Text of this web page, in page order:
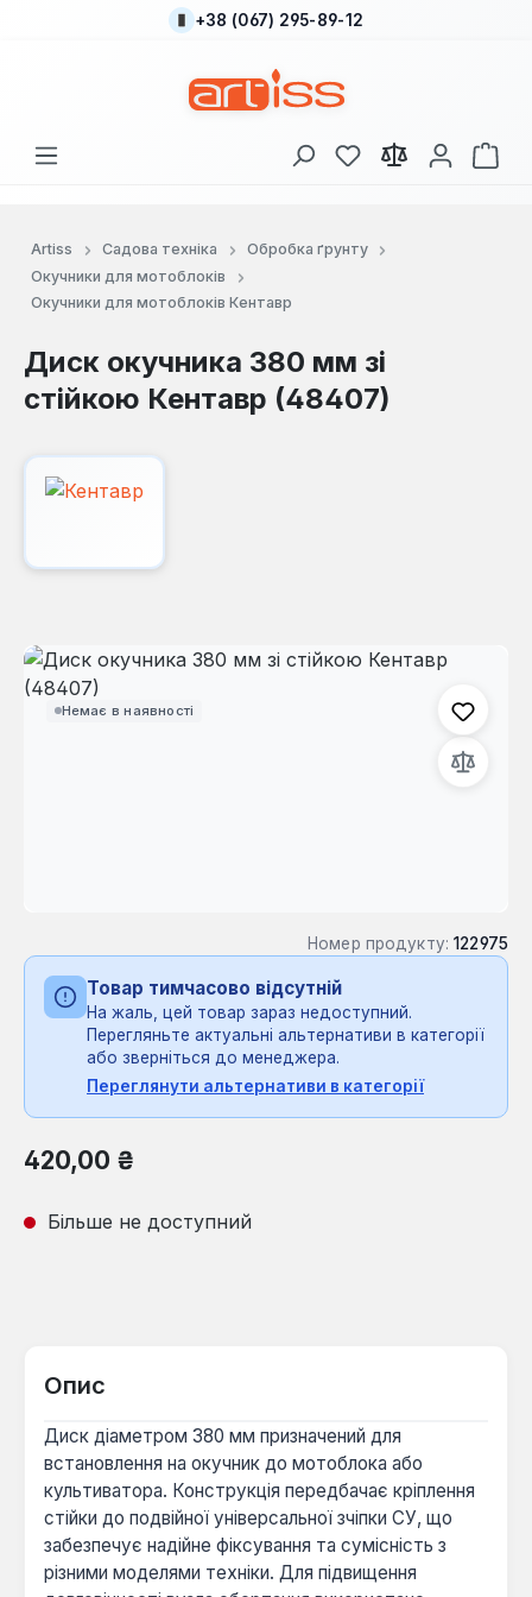
Перейти до основного вмісту
+38 (067) 295-89-12
У вас є 0 у списку
Artiss Садова техніка
Обробка ґрунту
Окучники для мотоблоків
Окучники для мотоблоків Кентавр
Диск окучника 380 мм зі
стійкою Кентавр (48407)
Немає в наявності
Пропустити галерею зображень
Номер продукту: 122975
Товар тимчасово відсутній
На жаль, цей товар зараз недоступний.
Перегляньте актуальні альтернативи в категорії
або зверніться до менеджера.
Переглянути альтернативи в категорії
Звичайна ціна:
420,00 ₴
Більше не доступний
Опис
Диск діаметром 380 мм призначений для
встановлення на окучник до мотоблока або
культиватора. Конструкція передбачає кріплення
стійки до подвійної універсальної зчіпки СУ, що
забезпечує надійне фіксування та сумісність з
різними моделями техніки. Для підвищення